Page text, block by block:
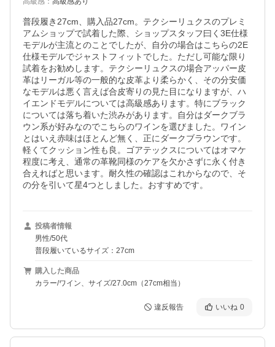
普段履き27cm、購入品27cm。テクシーリュクスのプレミ
アムショップで試着した際、ショップスタッフ曰く3E仕様
モデルが主流とのことでしたが、自分の場合はこちらの2E
仕様モデルでジャストフィットでした。ただし可能な限り
試着をお勧めします。テクシーリュクスの場合アッパー皮
革はリーガル等の一般的な皮革より柔らかく、その分安価
なモデルは悪く言えば合皮寄りの見た目になりますが、ハ
イエンドモデルについては高級感あります。特にブラック
については落ち着いた渋みがあります。自分はダークブラ
ウン系が好みなのでこちらのワインを選びました。ワイン
とはいえ赤味はほとんど無く、正にダークブラウンです。
軽くてクッション性も良。ゴアテックスについてはオマケ
程度に考え、通常の革靴同様のケアを欠かさずに永く付き
合えればと思います。耐久性の確認はこれからなので、そ
の分を引いて星4つとしました。おすすめです。
投稿者情報
男性/50代
普段履いているサイズ：27cm
購入した商品
カラー/ワイン、サイズ/27.0cm（27cm相当）
違反報告 いいね 0